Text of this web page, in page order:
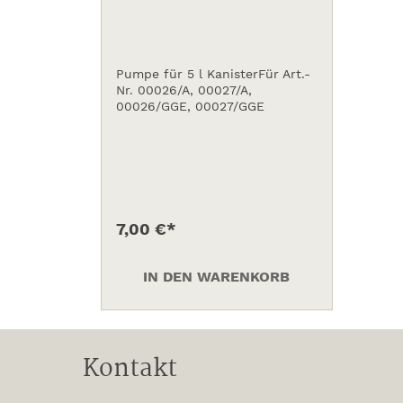
Pumpe für 5 l KanisterFür Art.-
Nr. 00026/A, 00027/A,
00026/GGE, 00027/GGE
7,00 €*
IN DEN WARENKORB
Kontakt